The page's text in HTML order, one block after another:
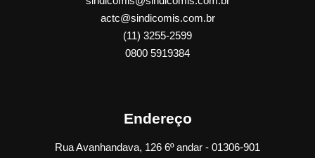
actc@sindicomis.com.br
(11) 3255-2599
0800 5919384
Endereço
Rua Avanhandava, 126 6º andar - 01306-901